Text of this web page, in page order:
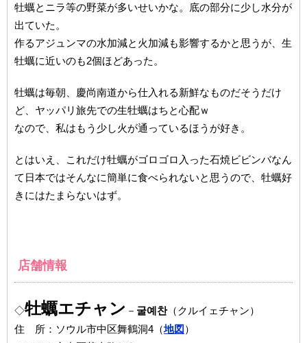
牡蠣とニラ等の野菜が多いせいかな。底の部分に少し水分が
出ていた。
作るアジュンマの水加減と火加減も影響するかと思うが、生
牡蠣に近いのも2個ほどあった。
牡蠣は毎朝、慶尚南道から仕入れる新鮮なものだそうだけ
ど、ヤッパリ旅先での生牡蠣はちと心配ｗ
なので、私はもう少し火が通っているほうが好き。
とはいえ、これだけ牡蠣がゴロゴロ入った石焼ビビンバなん
て日本ではそんなに簡単に食べられないと思うので、牡蠣好
きにはたまらないはず。
店舗情報
◇牡蠣エチャン － 굴예찬（クルイェチャン）
住 所：ソウル市中区舞鶴洞4（地図 ）